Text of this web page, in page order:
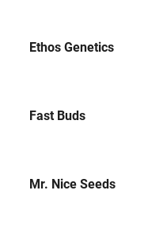
Ethos Genetics
Fast Buds
Mr. Nice Seeds